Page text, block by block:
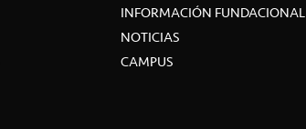
INFORMACIÓN FUNDACIONAL
NOTICIAS
CAMPUS